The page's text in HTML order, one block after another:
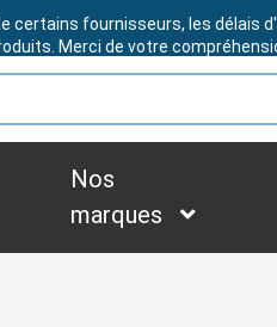
BESOIN D'ASSISTANCE ?
certains fournisseurs, les
Merci de votre
Nos
marques